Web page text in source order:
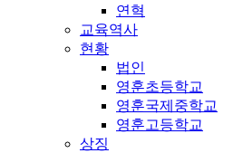
연혁
교육역사
현황
법인
영훈초등학교
영훈국제중학교
영훈고등학교
상징